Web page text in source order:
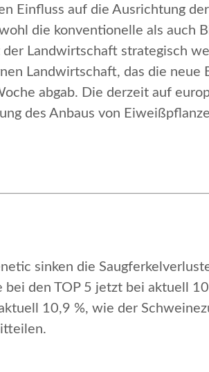
Einfluss auf die Ausrichtung
die konventionelle als auch
Landwirtschaft strategisch
Landwirtschaft, das die neue
abgab. Die derzeit auf
des Anbaus von
sinken die
den TOP 5 jetzt bei aktuell
10,9 %, wie der